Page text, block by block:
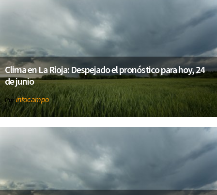
Clima en La Rioja: Despejado el pronóstico para hoy, 24
de junio
Porinfocampo